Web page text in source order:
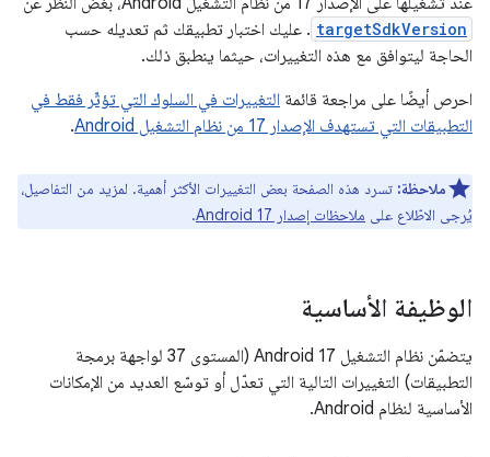
targetSdkVersion . عليك اختبار تطبيقك ثم تعديله حسب
الحاجة ليتوافق مع هذه التغييرات، حيثما ينطبق ذلك.
احرص أيضًا على مراجعة قائمة التغييرات في السلوك التي تؤثّر فقط في
التطبيقات التي تستهدف الإصدار 17 من نظام التشغيل Android
.
ملاحظة: تسرد هذه الصفحة بعض التغييرات الأكثر أهمية. لمزيد من التفاصيل،
يُرجى الاطّلاع على ملاحظات إصدار Android 17 .
الوظيفة الأساسية
يتضمّن نظام التشغيل Android 17 (المستوى 37 لواجهة برمجة
التطبيقات) التغييرات التالية التي تعدّل أو توسّع العديد من الإمكانات
الأساسية لنظام Android.